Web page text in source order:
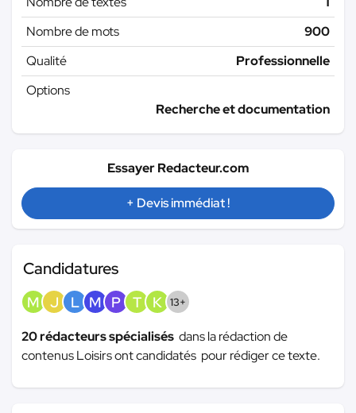
Nombre de mots
900
Qualité
Professionnelle
Options
Recherche et documentation
Essayer Redacteur.com
+ Devis immédiat !
Candidatures
M J L M P T K 13+
20 rédacteurs spécialisés dans la rédaction de
contenus Loisirs ont candidatés pour rédiger ce texte.